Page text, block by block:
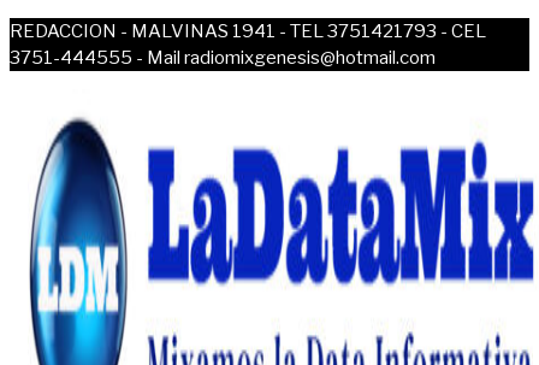
REDACCION - MALVINAS 1941 - TEL 3751421793 - CEL
3751-444555 - Mail radiomixgenesis@hotmail.com